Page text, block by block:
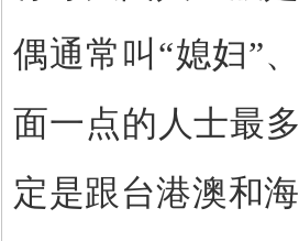
偶通常叫“媳妇”
面一点的人士最
定是跟台港澳和